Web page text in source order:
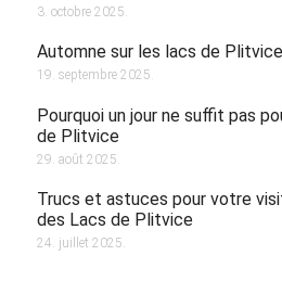
3. octobre 2025.
Automne sur les lacs de Plitvice
19. septembre 2025.
Pourquoi un jour ne suffit pas
de Plitvice
29. août 2025.
Trucs et astuces pour votre
des Lacs de Plitvice
24. juillet 2025.